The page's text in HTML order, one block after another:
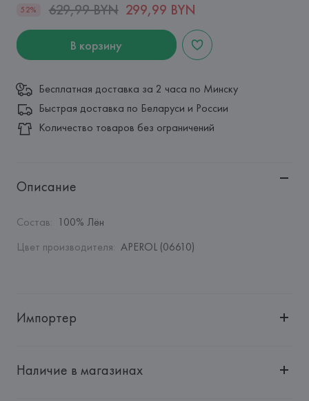
52% 629,99 BYN 299,99 BYN
В корзину
Бесплатная доставка за 2 часа по Минску
Быстрая доставка по Беларуси и России
Количество товаров без ограничений
Описание
Состав: 100% Лён
Цвет производителя: APEROL (06610)
Импортер
"БелВиринея"
Наличие в магазинах